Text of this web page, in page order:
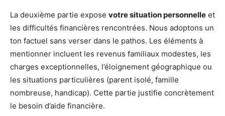
La deuxième partie expose votre situation personnelle et
les difficultés financières rencontrées. Nous adoptons un
ton factuel sans verser dans le pathos. Les éléments à
mentionner incluent les revenus familiaux modestes, les
charges exceptionnelles, l’éloignement géographique ou
les situations particulières (parent isolé, famille
nombreuse, handicap). Cette partie justifie concrètement
le besoin d’aide financière.